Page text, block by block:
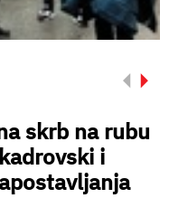
skrb na rubu
i